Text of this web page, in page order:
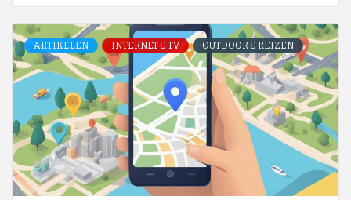
ARTIKELEN INTERNET & TV OUTDOOR & REIZEN